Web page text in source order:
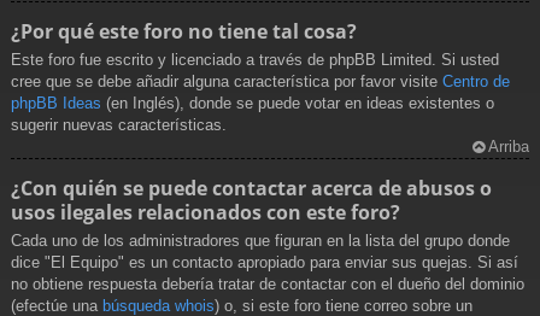
¿Por qué este foro no tiene tal cosa?
Este foro fue escrito y licenciado a través de phpBB Limited. Si usted
cree que se debe añadir alguna característica por favor visite Centro de
phpBB Ideas (en Inglés), donde se puede votar en ideas existentes o
sugerir nuevas características.
Arriba
¿Con quién se puede contactar acerca de abusos o
usos ilegales relacionados con este foro?
Cada uno de los administradores que figuran en la lista del grupo donde
dice "El Equipo" es un contacto apropiado para enviar sus quejas. Si así
no obtiene respuesta debería tratar de contactar con el dueño del dominio
(efectúe una búsqueda whois) o, si este foro tiene correo sobre un